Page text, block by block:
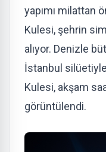
yapımı milattan
Kulesi, şehrin
alıyor. Denizle
İstanbul
Kulesi, akşam
görüntülendi.